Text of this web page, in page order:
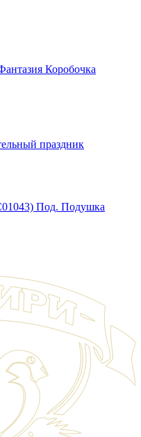
Коробочка
праздник
Под. Подушка